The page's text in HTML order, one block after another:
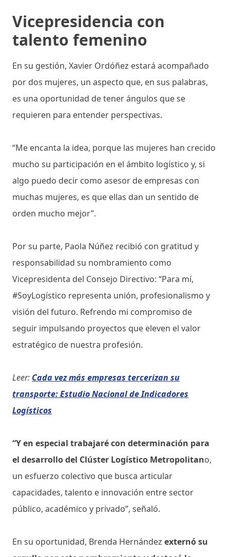
Vicepresidencia con
talento femenino
En su gestión, Xavier Ordóñez estará acompañado
por dos mujeres, un aspecto que, en sus palabras,
es una oportunidad de tener ángulos que se
requieren para entender perspectivas.
“Me encanta la idea, porque las mujeres han crecido
mucho su participación en el ámbito logístico y, si
algo puedo decir como asesor de empresas con
muchas mujeres, es que ellas dan un sentido de
orden mucho mejor”.
Por su parte, Paola Núñez recibió con gratitud y
responsabilidad su nombramiento como
Vicepresidenta del Consejo Directivo: “Para mí,
#SoyLogístico representa unión, profesionalismo y
visión del futuro. Refrendo mi compromiso de
seguir impulsando proyectos que eleven el valor
estratégico de nuestra profesión.
Leer: Cada vez más empresas tercerizan su
transporte: Estudio Nacional de Indicadores
Logísticos
“Y en especial trabajaré con determinación para
el desarrollo del Clúster Logístico Metropolitano,
un esfuerzo colectivo que busca articular
capacidades, talento e innovación entre sector
público, académico y privado”, señaló.
En su oportunidad, Brenda Hernández externó su